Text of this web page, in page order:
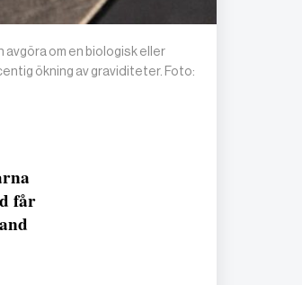
om en biologisk eller
ökning av graviditeter. Foto:
får